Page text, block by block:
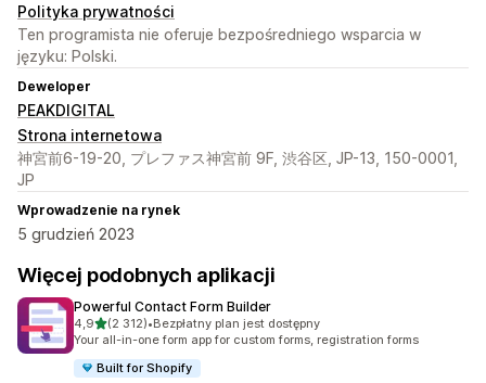
Polityka prywatności
Ten programista nie oferuje bezpośredniego wsparcia w
języku: Polski.
Deweloper
PEAKDIGITAL
Strona internetowa
神宮前6-19-20, プレファス神宮前 9F, 渋谷区, JP-13, 150-0001,
JP
Wprowadzenie na rynek
5 grudzień 2023
Więcej podobnych aplikacji
Powerful Contact Form Builder
4,9na 5 gwiazdek
(2 312)
Łączna liczba recenzji: 2312
•Bezpłatny plan jest dostępny
Your all-in-one form app for custom forms, registration forms
Built for Shopify